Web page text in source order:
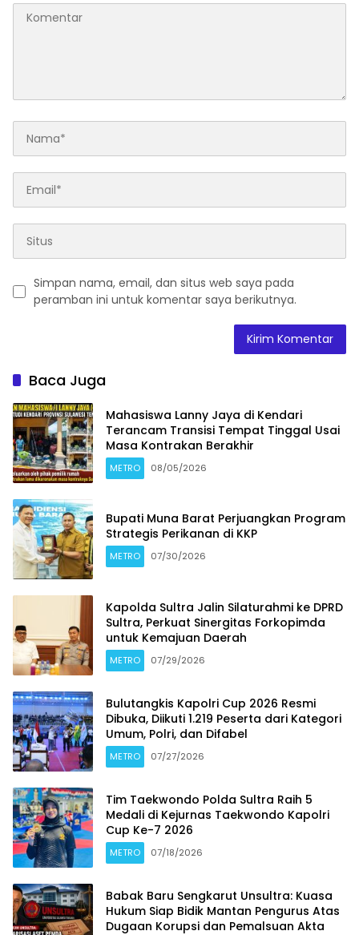
Simpan nama, email, dan situs web saya pada
peramban ini untuk komentar saya berikutnya.
Baca Juga
Mahasiswa Lanny Jaya di Kendari
Terancam Transisi Tempat Tinggal Usai
Masa Kontrakan Berakhir
METRO 08/05/2026
Bupati Muna Barat Perjuangkan Program
Strategis Perikanan di KKP
METRO 07/30/2026
Kapolda Sultra Jalin Silaturahmi ke DPRD
Sultra, Perkuat Sinergitas Forkopimda
untuk Kemajuan Daerah
METRO 07/29/2026
Bulutangkis Kapolri Cup 2026 Resmi
Dibuka, Diikuti 1.219 Peserta dari Kategori
Umum, Polri, dan Difabel
METRO 07/27/2026
Tim Taekwondo Polda Sultra Raih 5
Medali di Kejurnas Taekwondo Kapolri
Cup Ke-7 2026
METRO 07/18/2026
Babak Baru Sengkarut Unsultra: Kuasa
Hukum Siap Bidik Mantan Pengurus Atas
Dugaan Korupsi dan Pemalsuan Akta